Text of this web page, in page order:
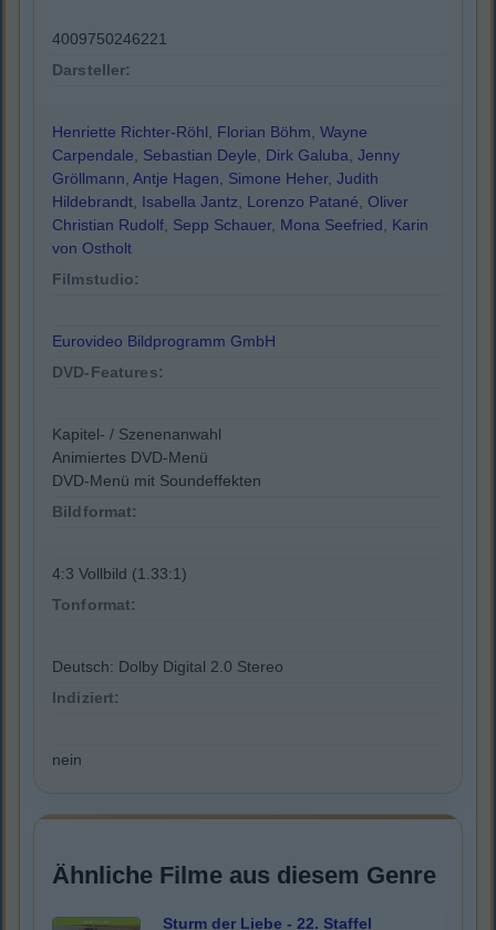
4009750246221
Darsteller:
Henriette Richter-Röhl, Florian Böhm, Wayne
Carpendale, Sebastian Deyle, Dirk Galuba, Jenny
Gröllmann, Antje Hagen, Simone Heher, Judith
Hildebrandt, Isabella Jantz, Lorenzo Patané, Oliver
Christian Rudolf, Sepp Schauer, Mona Seefried, Karin
von Ostholt
Filmstudio:
Eurovideo Bildprogramm GmbH
DVD-Features:
Kapitel- / Szenenanwahl
Animiertes DVD-Menü
DVD-Menü mit Soundeffekten
Bildformat:
4:3 Vollbild (1.33:1)
Tonformat:
Deutsch: Dolby Digital 2.0 Stereo
Indiziert:
nein
Ähnliche Filme aus diesem Genre
Sturm der Liebe - 22. Staffel